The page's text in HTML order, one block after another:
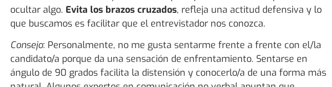
ocultar algo. Evita los brazos cruzados, refleja una actitud defensiva y lo
que buscamos es facilitar que el entrevistador nos conozca.
Consejo: Personalmente, no me gusta sentarme frente a frente con el/la
candidato/a porque da una sensación de enfrentamiento. Sentarse en
ángulo de 90 grados facilita la distensión y conocerlo/a de una forma más